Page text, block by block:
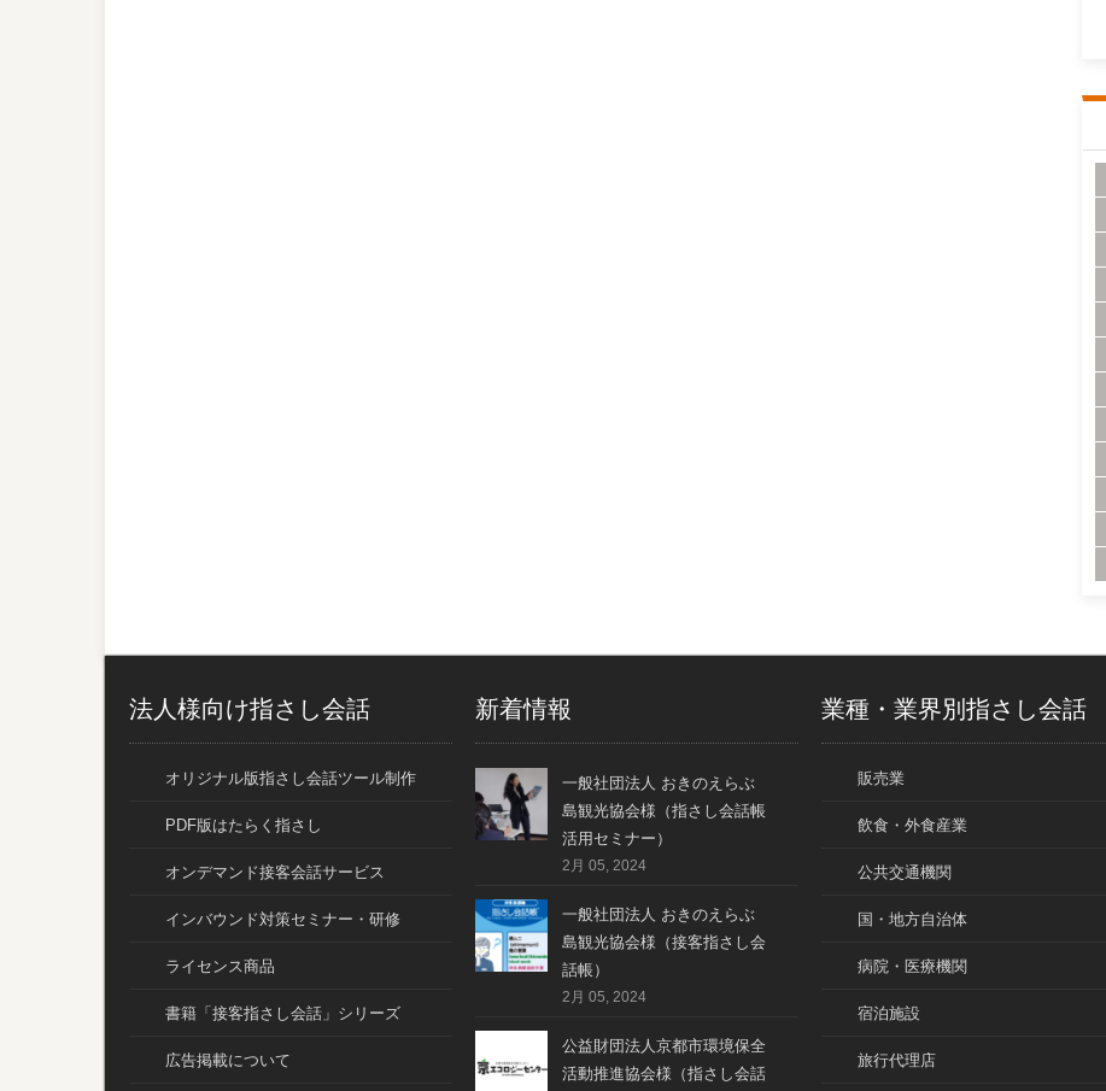
法人様向け指さし会話
オリジナル版指さし会話ツール制作
PDF版はたらく指さし
オンデマンド接客会話サービス
インバウンド対策セミナー・研修
ライセンス商品
書籍「接客指さし会話」シリーズ
広告掲載について
新着情報
一般社団法人 おきのえらぶ
島観光協会様（指さし会話帳
活用セミナー）
2月 05, 2024
一般社団法人 おきのえらぶ
島観光協会様（接客指さし会
話帳）
2月 05, 2024
公益財団法人京都市環境保全
活動推進協会様（指さし会話
業種・業界別指さし会話
販売業
飲食・外食産業
公共交通機関
国・地方自治体
病院・医療機関
宿泊施設
旅行代理店